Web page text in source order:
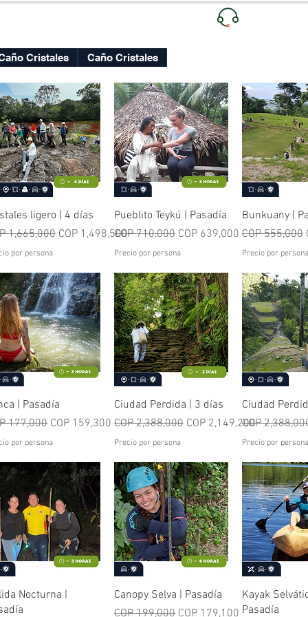
Cristales Caño Cristales
Quick View
ligero | 4 días
Price
1,665,000 Sale Price
COP 1,498,500
por persona
Quick View
Pueblito Teykú | Pasadía
Regular Price
COP 710,000 Sale Price
COP 639,000
Precio por persona
Quick
Bunkuany |
Regular Price
COP 555,000
Precio por persona
Quick View
| Pasadía
Price
177,000 Sale Price
COP 159,300
por persona
Quick View
Ciudad Perdida | 3 días
Regular Price
COP 2,388,000 Sale Price
COP 2,149,200
Precio por persona
Quick
Ciudad
Regular Price
COP
Precio por persona
Quick View
Nocturna |
Quick View
Canopy Selva | Pasadía
Regular Price
COP 199,000 Sale Price
COP 179,100
Quick
Kayak
Pasadía